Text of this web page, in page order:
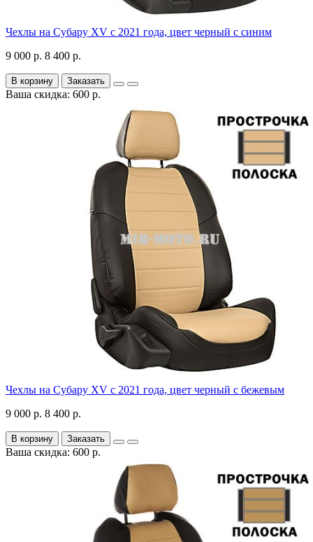
Чехлы на Субару XV с 2021 года, цвет черный с синим
9 000 р. 8 400 р.
В корзину Заказать
Ваша скидка: 600 р.
Чехлы на Субару XV с 2021 года, цвет черный с бежевым
9 000 р. 8 400 р.
В корзину Заказать
Ваша скидка: 600 р.